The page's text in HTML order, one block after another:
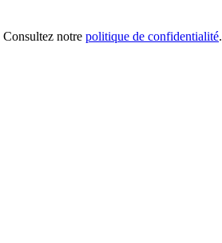
Consultez notre politique de confidentialité.